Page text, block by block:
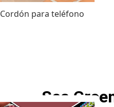
Cordón para teléfono
Sea